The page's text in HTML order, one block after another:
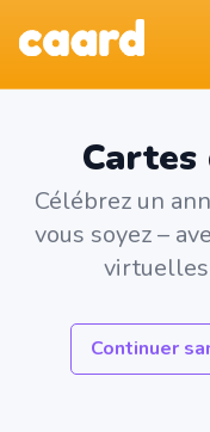
Célébrez un
vous soyez –
virtuelles
Continuer